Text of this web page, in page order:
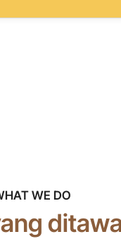
WE DO